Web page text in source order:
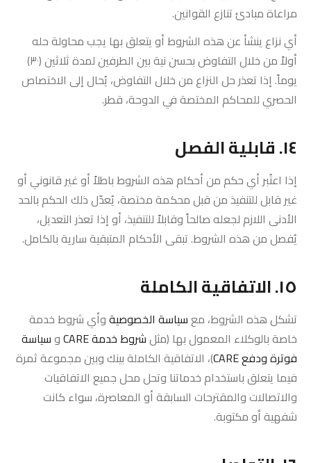
مراعاة مبادئ تنازع القوانين.
أي نزاع ينشأ عن هذه الشروط أو يتعلق بها يجب محاولة حله
أولاً من خلال التفاوض بحسن نية بين الطرفين لمدة ثلاثين (٣٠)
يوماً. إذا تعذر حل النزاع من خلال التفاوض، يُحال إلى الاختصاص
الحصري للمحاكم المختصة في الدوحة، قطر.
١٤. قابلية الفصل
إذا اعتُبر أي حكم من أحكام هذه الشروط باطلاً أو غير قانوني أو
غير قابل للتنفيذ من قبل محكمة مختصة، يُعدّل ذلك الحكم بالحد
الأدنى اللازم لجعله صالحاً وقابلاً للتنفيذ، أو إذا تعذر التعديل،
يُفصل من هذه الشروط. تبقى الأحكام المتبقية سارية بالكامل.
١٥. الاتفاقية الكاملة
تشكل هذه الشروط، معسياسة الخصوصيةوأي شروط خدمة
خاصة بالوكلاء المعمول بها (مثلشروط خدمة CARE وسياسة
فوترة ودفع CARE
)، الاتفاقية الكاملة بينك وبين مجموعة ثمرة
فيما يتعلق باستخدام خدماتنا وتحل محل جميع الاتفاقيات
والاتصالات والمقترحات السابقة أو المعاصرة، سواء كانت
شفهية أو مكتوبة.